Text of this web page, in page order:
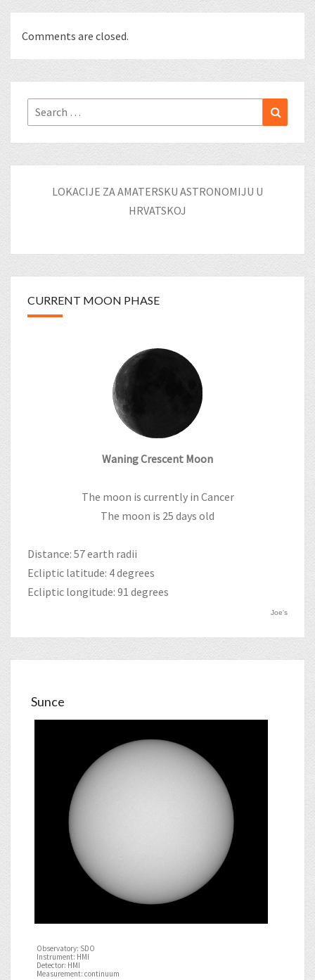
Comments are closed.
Search
for:
LOKACIJE ZA AMATERSKU ASTRONOMIJU U
HRVATSKOJ
CURRENT MOON PHASE
Waning Crescent Moon
The moon is currently in Cancer
The moon is 25 days old
Distance: 57 earth radii
Ecliptic latitude: 4 degrees
Ecliptic longitude: 91 degrees
Joe's
Sunce
Observatory: SDO
Instrument: HMI
Detector: HMI
Measurement: continuum